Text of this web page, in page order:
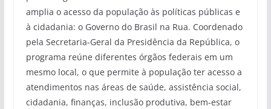
amplia o acesso da população às políticas públicas e
à cidadania: o Governo do Brasil na Rua. Coordenado
pela Secretaria-Geral da Presidência da República, o
programa reúne diferentes órgãos federais em um
mesmo local, o que permite à população ter acesso a
atendimentos nas áreas de saúde, assistência social,
cidadania, finanças, inclusão produtiva, bem-estar